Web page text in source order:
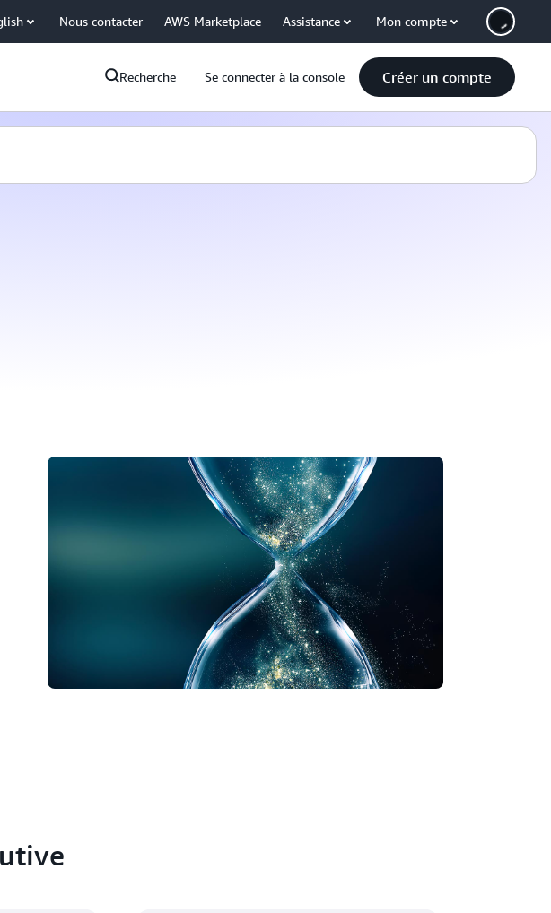
Nous contacter AWS Marketplace Assistance Mon compte
Recherche Se connecter à la console Créer un compte